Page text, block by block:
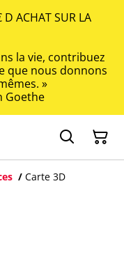
D ACHAT SUR LA
la vie, contribuez
que nous donnons
»
Goethe
/ Carte 3D